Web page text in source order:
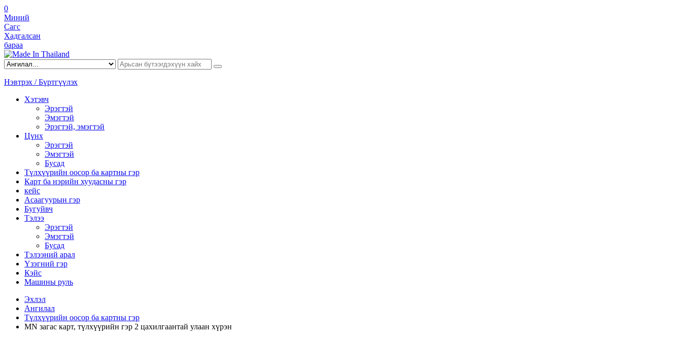
0
Миний
Сагс
Хадгалсан
бараа
Нэвтрэх / Бүртгүүлэх
Хэтэвч
Эрэгтэй
Эмэгтэй
Эрэгтэй, эмэгтэй
Цүнх
Эрэгтэй
Эмэгтэй
Бусад
Түлхүүрийн оосор ба картны гэр
Карт ба нэрийн хуудасны гэр
кейс
Асаагуурын гэр
Бугуйвч
Тэлээ
Эрэгтэй
Эмэгтэй
Бусад
Тэлээний арал
Үзэгний гэр
Кэйс
Машины руль
Эхлэл
Ангилал
Түлхүүрийн оосор ба картны гэр
MN загас карт, түлхүүрийн гэр 2 цахилгаантай улаан хүрэн